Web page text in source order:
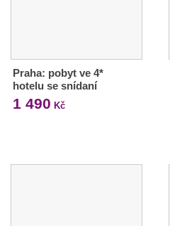
Praha: pobyt ve 4*
hotelu se snídaní
1 490 Kč